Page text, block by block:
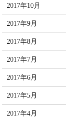
2017年10月
2017年9月
2017年8月
2017年7月
2017年6月
2017年5月
2017年4月